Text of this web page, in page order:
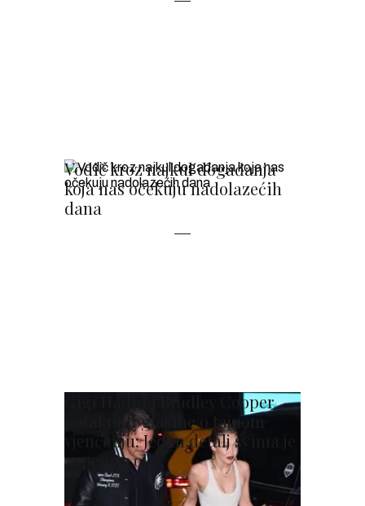
Vodič kroz najkul događanja
koja nas očekuju nadolazećih
dana
Gigi Hadid i Bradley Cooper
potaknuli glasine o tajnom
vjenčanju: Jedan detalj svima je
zapeo za oko